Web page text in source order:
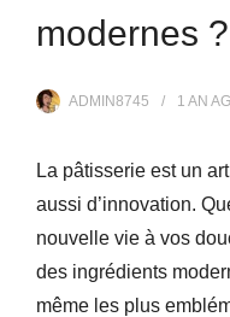
modernes ?
ADMIN8745 1 AN
La pâtisserie est un
aussi d’innovation.
nouvelle vie à vos
des ingrédients
même les plus